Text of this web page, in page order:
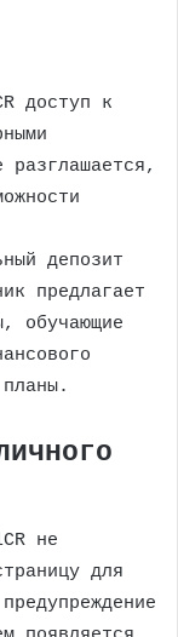
доступ к
разглашается,
депозит
предлагает
обучающие
не
для